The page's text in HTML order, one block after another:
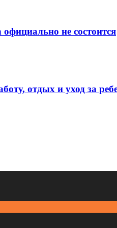
не состоится
отдых и уход за